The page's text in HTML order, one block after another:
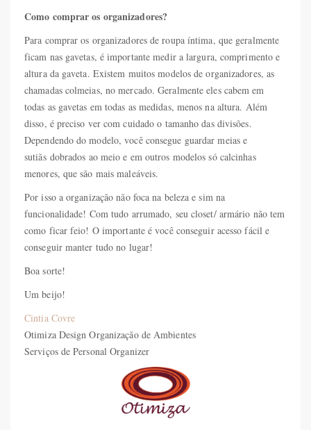
Como comprar os organizadores?
Para comprar os organizadores de roupa íntima, que geralmente
ficam nas gavetas, é importante medir a largura, comprimento e
altura da gaveta. Existem muitos modelos de organizadores, as
chamadas colmeias, no mercado. Geralmente eles cabem em
todas as gavetas em todas as medidas, menos na altura. Além
disso, é preciso ver com cuidado o tamanho das divisões.
Dependendo do modelo, você consegue guardar meias e
sutiãs dobrados ao meio e em outros modelos só calcinhas
menores, que são mais maleáveis.
Por isso a organização não foca na beleza e sim na
funcionalidade! Com tudo arrumado, seu closet/ armário não tem
como ficar feio! O importante é você conseguir acesso fácil e
conseguir manter tudo no lugar!
Boa sorte!
Um beijo!
Cintia Covre
Otimiza Design Organização de Ambientes
Serviços de Personal Organizer